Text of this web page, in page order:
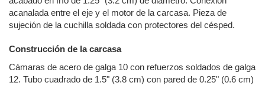
acanalada entre el eje y el motor de la carcasa. Pieza de
sujeción de la cuchilla soldada con protectores del césped.
Construcción de la carcasa
Cámaras de acero de galga 10 con refuerzos soldados de galga
12. Tubo cuadrado de 1.5" (3.8 cm) con pared de 0.25" (0.6 cm)